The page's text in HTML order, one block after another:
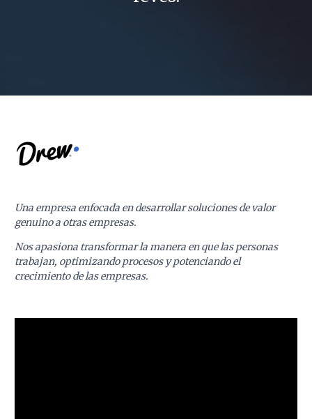
Una empresa enfocada en desarrollar soluciones de valor
genuino a otras empresas.
Nos apasiona transformar la manera en que las personas
trabajan, optimizando procesos y potenciando el
crecimiento de las empresas.